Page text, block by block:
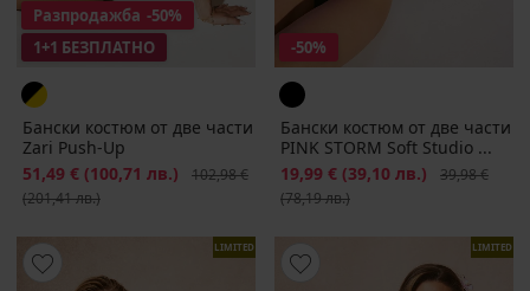
Разпродажба -50%
1+1 БЕЗПЛАТНО
Бански костюм от две части
Zаri Push-Up
Намаление
51,49 € (100,71 лв.) Първоначална цена
102,98 €
(201,41 лв.)
-50%
Бански костюм от две части
PINK STORM Soft Studio ...
Намаление
19,99 € (39,10 лв.)
39,98 €
(78,19 лв.)
LIMITED LIMITED